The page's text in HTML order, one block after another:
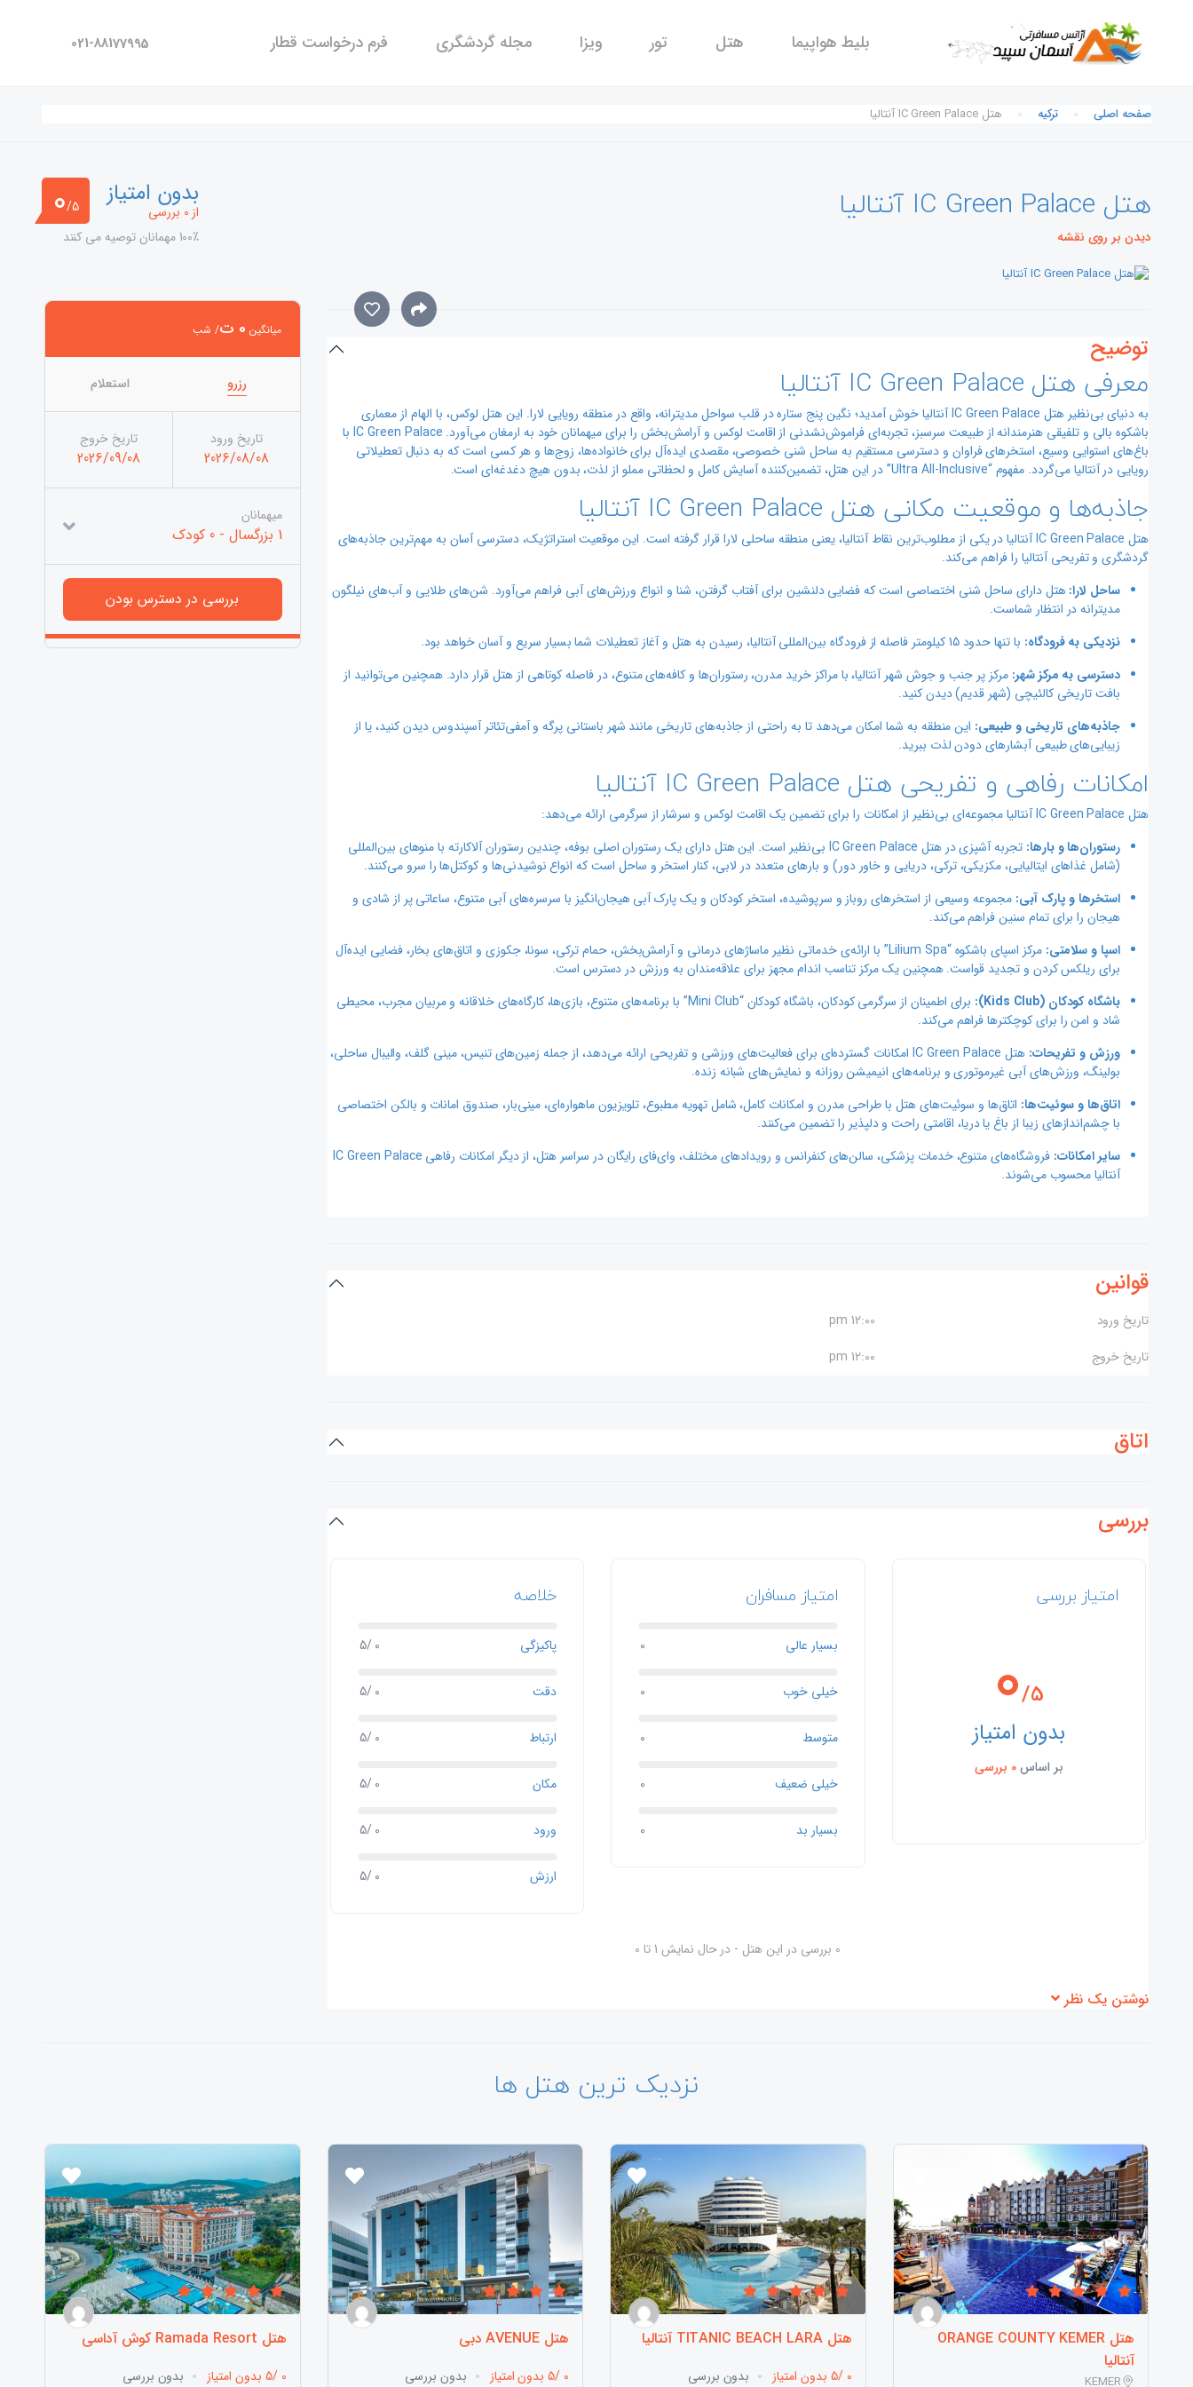
بلیط هواپیما هتل تور ویزا مجله گردشگری فرم درخواست قطار 021-88177995
صفحه اصلی ترکیه هتل IC Green Palace آنتالیا
هتل IC Green Palace آنتالیا
دیدن بر روی نقشه
بدون امتیاز
از 0 بررسی 0/5
100٪ مهمانان توصیه می کنند
توضیح
معرفی هتل IC Green Palace آنتالیا
به دنیای بی‌نظیر هتل IC Green Palace آنتالیا خوش آمدید؛ نگین پنج ستاره در قلب سواحل مدیترانه، واقع در منطقه رویایی لارا. این هتل لوکس، با الهام از معماری
باشکوه بالی و تلفیقی هنرمندانه از طبیعت سرسبز، تجربه‌ای فراموش‌نشدنی از اقامت لوکس و آرامش‌بخش را برای میهمانان خود به ارمغان می‌آورد. IC Green Palace با
باغ‌های استوایی وسیع، استخرهای فراوان و دسترسی مستقیم به ساحل شنی خصوصی، مقصدی ایده‌آل برای خانواده‌ها، زوج‌ها و هر کسی است که به دنبال تعطیلاتی
رویایی در آنتالیا می‌گردد. مفهوم “Ultra All-Inclusive” در این هتل، تضمین‌کننده آسایش کامل و لحظاتی مملو از لذت، بدون هیچ دغدغه‌ای است.
جاذبه‌ها و موقعیت مکانی هتل IC Green Palace آنتالیا
هتل IC Green Palace آنتالیا در یکی از مطلوب‌ترین نقاط آنتالیا، یعنی منطقه ساحلی لارا قرار گرفته است. این موقعیت استراتژیک، دسترسی آسان به مهم‌ترین جاذبه‌های
گردشگری و تفریحی آنتالیا را فراهم می‌کند.
ساحل لارا:هتل دارای ساحل شنی اختصاصی است که فضایی دلنشین برای آفتاب گرفتن، شنا و انواع ورزش‌های آبی فراهم می‌آورد. شن‌های طلایی و آب‌های نیلگون
مدیترانه در انتظار شماست.
نزدیکی به فرودگاه: با تنها حدود 15 کیلومتر فاصله از فرودگاه بین‌المللی آنتالیا، رسیدن به هتل و آغاز تعطیلات شما بسیار سریع و آسان خواهد بود.
دسترسی به مرکز شهر: مرکز پر جنب و جوش شهر آنتالیا، با مراکز خرید مدرن، رستوران‌ها و کافه‌های متنوع، در فاصله کوتاهی از هتل قرار دارد. همچنین می‌توانید از
بافت تاریخی کالئیچی (شهر قدیم) دیدن کنید.
جاذبه‌های تاریخی و طبیعی: این منطقه به شما امکان می‌دهد تا به راحتی از جاذبه‌های تاریخی مانند شهر باستانی پرگه و آمفی‌تئاتر آسپندوس دیدن کنید، یا از
زیبایی‌های طبیعی آبشارهای دودن لذت ببرید.
امکانات رفاهی و تفریحی هتل IC Green Palace آنتالیا
هتل IC Green Palace آنتالیا مجموعه‌ای بی‌نظیر از امکانات را برای تضمین یک اقامت لوکس و سرشار از سرگرمی ارائه می‌دهد:
رستوران‌ها و بارها:
تجربه آشپزی در هتل IC Green Palace بی‌نظیر است. این هتل دارای یک رستوران اصلی بوفه، چندین رستوران آلاکارته با منوهای بین‌المللی
(شامل غذاهای ایتالیایی، مکزیکی، ترکی، دریایی و خاور دور) و بارهای متعدد در لابی، کنار استخر و ساحل است که انواع نوشیدنی‌ها و کوکتل‌ها را سرو می‌کنند.
استخرها و پارک آبی: مجموعه وسیعی از استخرهای روباز و سرپوشیده، استخر کودکان و یک پارک آبی هیجان‌انگیز با سرسره‌های آبی متنوع، ساعاتی پر از شادی و
هیجان را برای تمام سنین فراهم می‌کند.
اسپا و سلامتی:
مرکز اسپای باشکوه “Lilium Spa” با ارائه‌ی خدماتی نظیر ماساژهای درمانی و آرامش‌بخش، حمام ترکی، سونا، جکوزی و اتاق‌های بخار، فضایی ایده‌آل
برای ریلکس کردن و تجدید قواست. همچنین یک مرکز تناسب اندام مجهز برای علاقه‌مندان به ورزش در دسترس است.
باشگاه کودکان (Kids Club):
برای اطمینان از سرگرمی کودکان، باشگاه کودکان “Mini Club” با برنامه‌های متنوع، بازی‌ها، کارگاه‌های خلاقانه و مربیان مجرب، محیطی
شاد و امن را برای کوچکترها فراهم می‌کند.
ورزش و تفریحات:
هتل IC Green Palace امکانات گسترده‌ای برای فعالیت‌های ورزشی و تفریحی ارائه می‌دهد، از جمله زمین‌های تنیس، مینی گلف، والیبال ساحلی،
بولینگ، ورزش‌های آبی غیرموتوری و برنامه‌های انیمیشن روزانه و نمایش‌های شبانه زنده.
اتاق‌ها و سوئیت‌ها: اتاق‌ها و سوئیت‌های هتل با طراحی مدرن و امکانات کامل، شامل تهویه مطبوع، تلویزیون ماهواره‌ای، مینی‌بار، صندوق امانات و بالکن اختصاصی
با چشم‌اندازهای زیبا از باغ یا دریا، اقامتی راحت و دلپذیر را تضمین می‌کنند.
سایر امکانات:
فروشگاه‌های متنوع، خدمات پزشکی، سالن‌های کنفرانس و رویدادهای مختلف، وای‌فای رایگان در سراسر هتل، از دیگر امکانات رفاهی IC Green Palace
آنتالیا محسوب می‌شوند.
قوانین
تاریخ ورود
12:00 pm
تاریخ خروج
12:00 pm
اتاق
بررسی
امتیاز بررسی
0/5
بدون امتیاز
بر اساس0 بررسی
امتیاز مسافران
بسیار عالی 0
خیلی خوب 0
متوسط 0
خیلی ضعیف 0
بسیار بد 0
خلاصه
پاکیزگی 0 /5
دقت 0 /5
ارتباط 0 /5
مکان 0 /5
ورود 0 /5
ارزش 0 /5
0 بررسی در این هتل - در حال نمایش 1 تا 0
نوشتن یک نظر
میانگین 0 ت / شب
رزرو استعلام
تاریخ ورود
2026/08/08
تاریخ خروج
2026/09/08
میهمانان
1 بزرگسال - 0 کودک
نزدیک ترین هتل ها
هتل ORANGE COUNTY KEMER
آنتالیا
KEMER
هتل TITANIC BEACH LARA آنتالیا
0 /5 بدون امتیاز
بدون بررسی
هتل AVENUE دبی
0 /5 بدون امتیاز
بدون بررسی
هتل Ramada Resort کوش آداسی
0 /5 بدون امتیاز
بدون بررسی